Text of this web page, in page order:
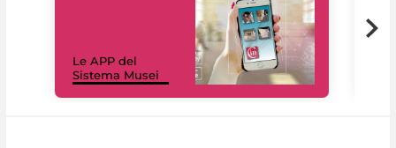
Le APP del
Sistema Musei